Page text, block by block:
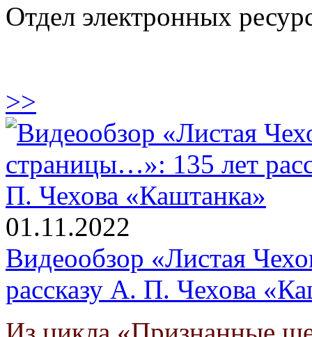
Отдел электронных
>>
01.11.2022
Видеообзор «Листая
рассказу А. П. Чехова